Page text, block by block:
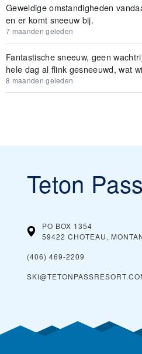
Geweldige omstandigheden
en er komt sneeuw bij.
7 maanden geleden
Fantastische sneeuw, geen
hele dag al flink gesneeuwd, wat
8 maanden geleden
Teton Pass
PO BOX 1354
59422 CHOTEAU,
(406) 469-2209